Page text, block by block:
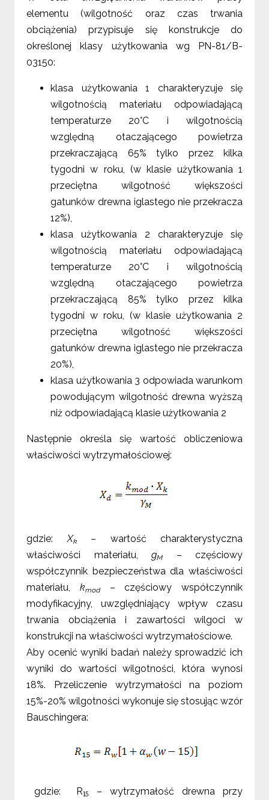
elementu (wilgotność oraz czas trwania
obciążenia) przypisuje się konstrukcje do
określonej klasy użytkowania wg PN-81/B-
03150:
klasa użytkowania 1 charakteryzuje się
wilgotnością materiału odpowiadającą
temperaturze 20°C i wilgotnością
względną otaczającego powietrza
przekraczającą 65% tylko przez kilka
tygodni w roku, (w klasie użytkowania 1
przeciętna wilgotność większości
gatunków drewna iglastego nie przekracza
12%),
klasa użytkowania 2 charakteryzuje się
wilgotnością materiału odpowiadającą
temperaturze 20°C i wilgotnością
względną otaczającego powietrza
przekraczającą 85% tylko przez kilka
tygodni w roku, (w klasie użytkowania 2
przeciętna wilgotność większości
gatunków drewna iglastego nie przekracza
20%),
klasa użytkowania 3 odpowiada warunkom
powodującym wilgotność drewna wyższą
niż odpowiadającą klasie użytkowania 2
Następnie określa się wartość obliczeniowa
właściwości wytrzymałościowej:
gdzie:Xk– wartość charakterystyczna
właściwości materiału, gM
– częściowy
współczynnik bezpieczeństwa dla właściwości
materiału, kmod– częściowy współczynnik
modyfikacyjny, uwzględniający wpływ czasu
trwania obciążenia i zawartości wilgoci w
konstrukcji na właściwości wytrzymałościowe.
Aby ocenić wyniki badań należy sprowadzić ich
wyniki do wartości wilgotności, która wynosi
18%. Przeliczenie wytrzymałości na poziom
15%-20% wilgotności wykonuje się stosując wzór
Bauschingera:
gdzie: R15
– wytrzymałość drewna przy